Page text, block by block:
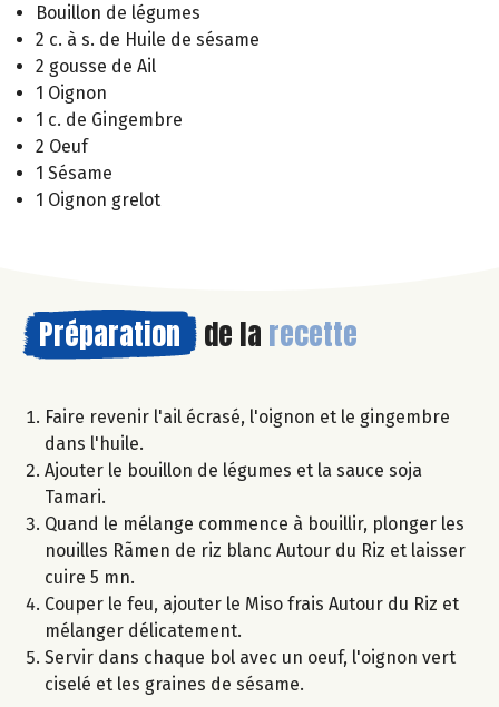
Bouillon de légumes
2 c. à s. de Huile de sésame
2 gousse de Ail
1 Oignon
1 c. de Gingembre
2 Oeuf
1 Sésame
1 Oignon grelot
Préparation de la recette
Faire revenir l'ail écrasé, l'oignon et le gingembre
dans l'huile.
Ajouter le bouillon de légumes et la sauce soja
Tamari.
Quand le mélange commence à bouillir, plonger les
nouilles Rãmen de riz blanc Autour du Riz et laisser
cuire 5 mn.
Couper le feu, ajouter le Miso frais Autour du Riz et
mélanger délicatement.
Servir dans chaque bol avec un oeuf, l'oignon vert
ciselé et les graines de sésame.